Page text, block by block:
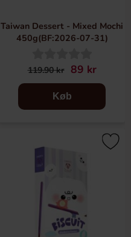
Taiwan Dessert - Mixed Mochi
450g(BF:2026-07-31)
119.90 kr 89 kr
Køb